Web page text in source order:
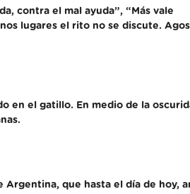
contra el mal ayuda”, “Más vale
lugares el rito no se discute.
en el gatillo. En medio de la
que hasta el día de hoy,